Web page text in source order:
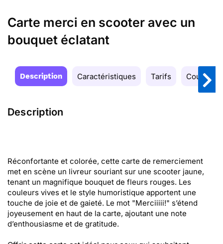
Carte merci en scooter avec un
bouquet éclatant
Description Caractéristiques Tarifs Couleurs
Description
Réconfortante et colorée, cette carte de remerciement
met en scène un livreur souriant sur une scooter jaune,
tenant un magnifique bouquet de fleurs rouges. Les
couleurs vives et le style humoristique apportent une
touche de joie et de gaieté. Le mot "Merciiiii!" s’étend
joyeusement en haut de la carte, ajoutant une note
d’enthousiasme et de gratitude.